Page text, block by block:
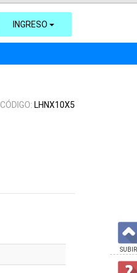
INGRESO
CÓDIGO: LHNX10X5
SUBIR